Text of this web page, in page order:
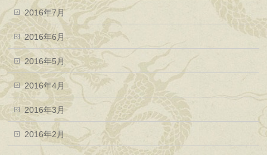
2016年7月
2016年6月
2016年5月
2016年4月
2016年3月
2016年2月